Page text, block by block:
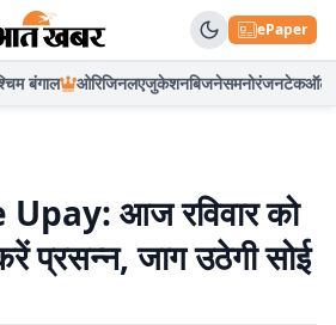
ePaper
बंगाल ओरिजिनलएजुकेशनबिजनेसमनोरंजनटेकऑटो
आज रविवार को
प्रसन्न, जाग उठेगी सोई